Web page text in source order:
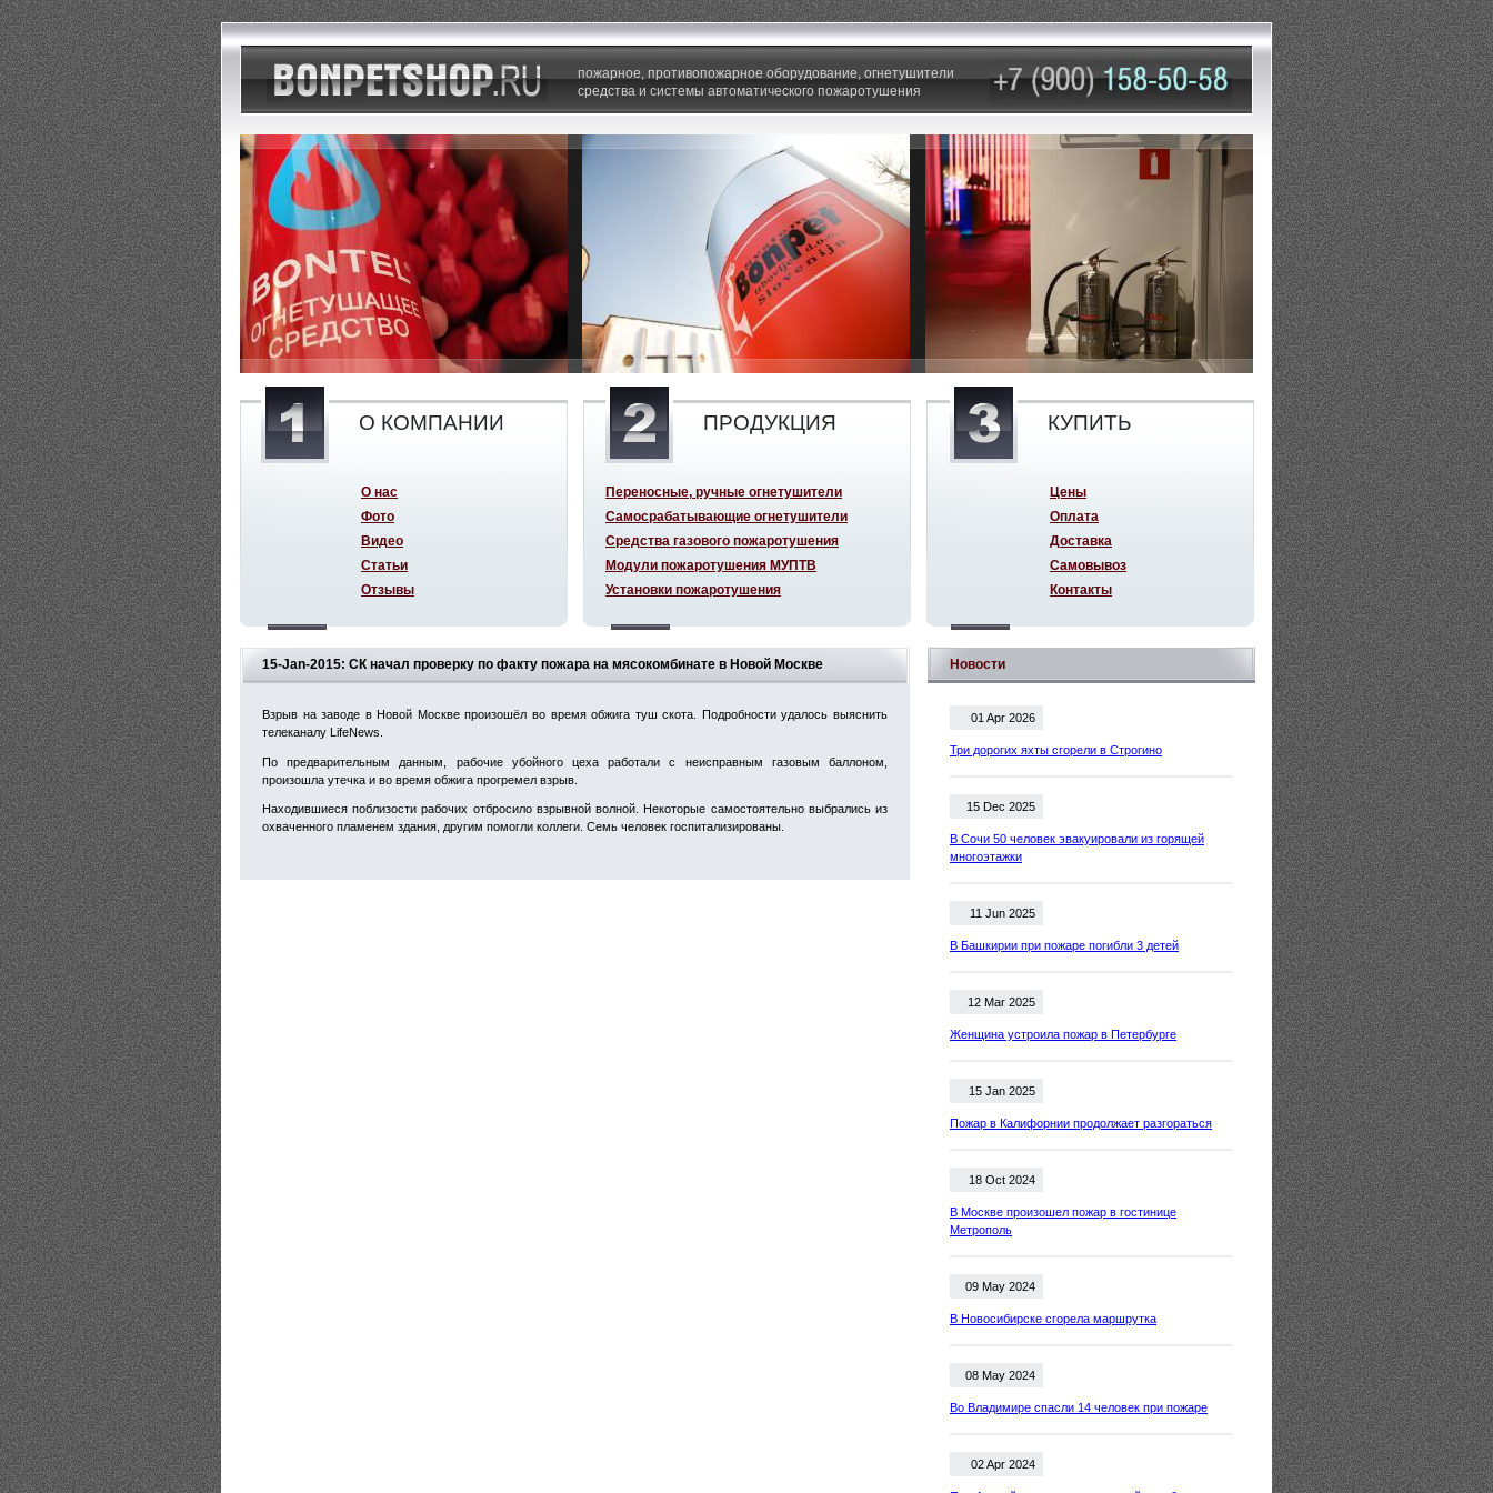
15-Jan-2015: СК начал проверку по факту пожара на мясокомбинате в Новой Москве
Взрыв на заводе в Новой Москве произошёл во время обжига туш скота. Подробности удалось выяснить
телеканалу LifeNews.
По предварительным данным, рабочие убойного цеха работали с неисправным газовым баллоном,
произошла утечка и во время обжига прогремел взрыв.
Находившиеся поблизости рабочих отбросило взрывной волной. Некоторые самостоятельно выбрались из
охваченного пламенем здания, другим помогли коллеги. Семь человек госпитализированы.
Новости
01 Apr 2026
Три дорогих яхты сгорели в Строгино
15 Dec 2025
В Сочи 50 человек эвакуировали из горящей
многоэтажки
11 Jun 2025
В Башкирии при пожаре погибли 3 детей
12 Mar 2025
Женщина устроила пожар в Петербурге
15 Jan 2025
Пожар в Калифорнии продолжает разгораться
18 Oct 2024
В Москве произошел пожар в гостинице
Метрополь
09 May 2024
В Новосибирске сгорела маршрутка
08 May 2024
Во Владимире спасли 14 человек при пожаре
02 Apr 2024
пожарное, противопожарное оборудование, огнетушители
средства и системы автоматического пожаротушения
О КОМПАНИИ
О нас
Фото
Видео
Статьи
Отзывы
ПРОДУКЦИЯ
Переносные, ручные огнетушители
Самосрабатывающие огнетушители
Средства газового пожаротушения
Модули пожаротушения МУПТВ
Установки пожаротушения
КУПИТЬ
Цены
Оплата
Доставка
Самовывоз
Контакты